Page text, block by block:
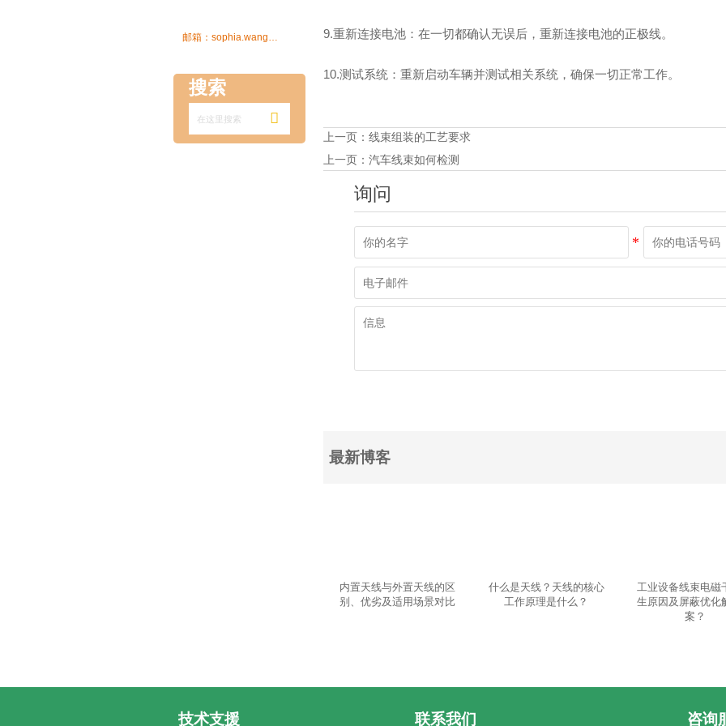
 邮箱：sophia.wang@ksrcd.com
搜索

9.重新连接电池：在一切都确认无误后，重新连接电池的正极线。
10.测试系统：重新启动车辆并测试相关系统，确保一切正常工作。
上一页：线束组装的工艺要求
上一页：汽车线束如何检测
询问
最新博客
内置天线与外置天线的区
别、优劣及适用场景对比
什么是天线？天线的核心
工作原理是什么？
工业设备线束电磁
生原因及屏蔽优化
案？
技术支援 联系我们 咨询